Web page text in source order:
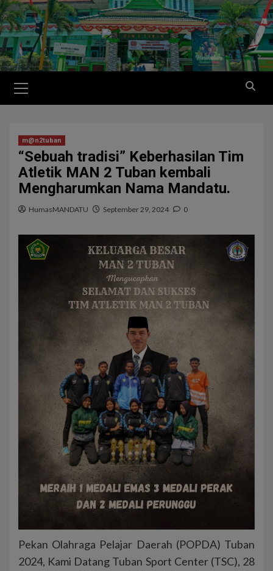
m@n2tuban
“Sebuah tradisi” Keberhasilan Tim
Atletik MAN 2 Tuban kembali
Mengharumkan Nama Mandatu.
HumasMANDATU September 29, 2024 0
Pekan Olahraga Pelajar Daerah (POPDA) Tuban
2024, Kami Datang Tuban Sport Center (TSC), 28